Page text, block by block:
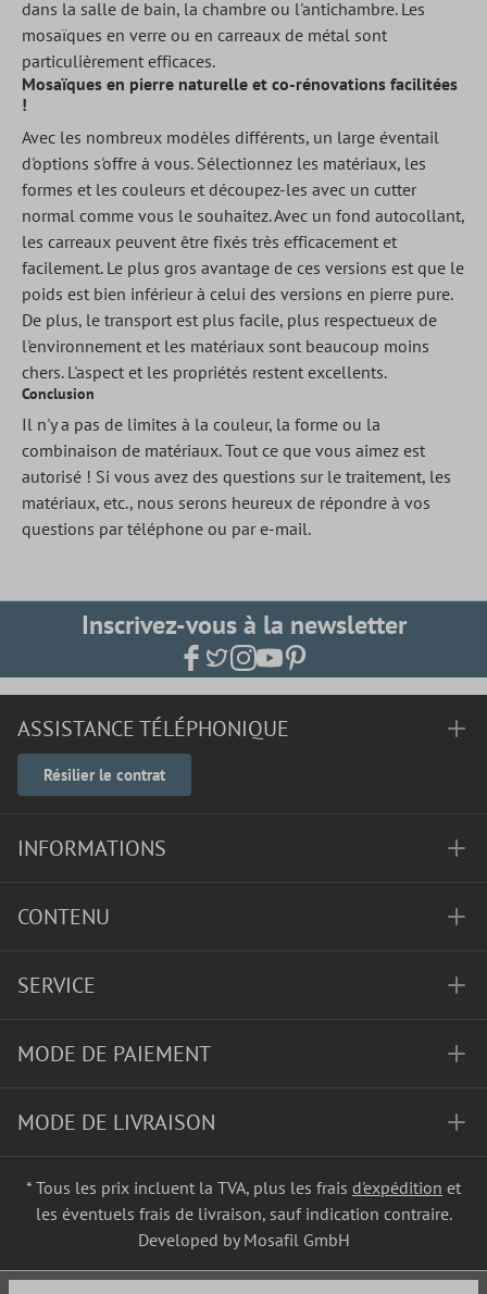
dans la salle de bain, la chambre ou l'antichambre. Les
mosaïques en verre ou en carreaux de métal sont
particulièrement efficaces.
Mosaïques en pierre naturelle et co-rénovations facilitées
!
Avec les nombreux modèles différents, un large éventail
d'options s'offre à vous. Sélectionnez les matériaux, les
formes et les couleurs et découpez-les avec un cutter
normal comme vous le souhaitez. Avec un fond autocollant,
les carreaux peuvent être fixés très efficacement et
facilement. Le plus gros avantage de ces versions est que le
poids est bien inférieur à celui des versions en pierre pure.
De plus, le transport est plus facile, plus respectueux de
l'environnement et les matériaux sont beaucoup moins
chers. L'aspect et les propriétés restent excellents.
Conclusion
Il n'y a pas de limites à la couleur, la forme ou la
combinaison de matériaux. Tout ce que vous aimez est
autorisé ! Si vous avez des questions sur le traitement, les
matériaux, etc., nous serons heureux de répondre à vos
questions par téléphone ou par e-mail.
Inscrivez-vous à la newsletter
ASSISTANCE TÉLÉPHONIQUE
Résilier le contrat
INFORMATIONS
CONTENU
SERVICE
MODE DE PAIEMENT
MODE DE LIVRAISON
* Tous les prix incluent la TVA, plus les frais d'expédition et
les éventuels frais de livraison, sauf indication contraire.
Developed by Mosafil GmbH